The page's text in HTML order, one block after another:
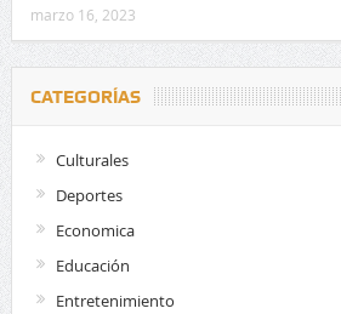
marzo 16, 2023
CATEGORÍAS
Culturales
Deportes
Economica
Educación
Entretenimiento